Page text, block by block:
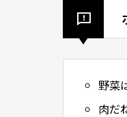
野菜
肉だ